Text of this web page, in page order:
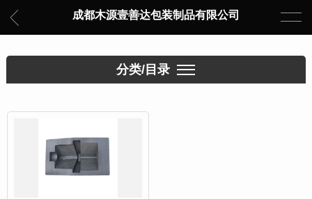
成都木源壹善达包装制品有限公司
分类/目录